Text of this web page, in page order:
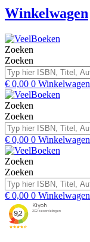
Winkelwagen
Zoeken
Zoeken
€ 0,00 0 Winkelwagen
Zoeken
Zoeken
€ 0,00 0 Winkelwagen
Zoeken
Zoeken
€ 0,00 0 Winkelwagen